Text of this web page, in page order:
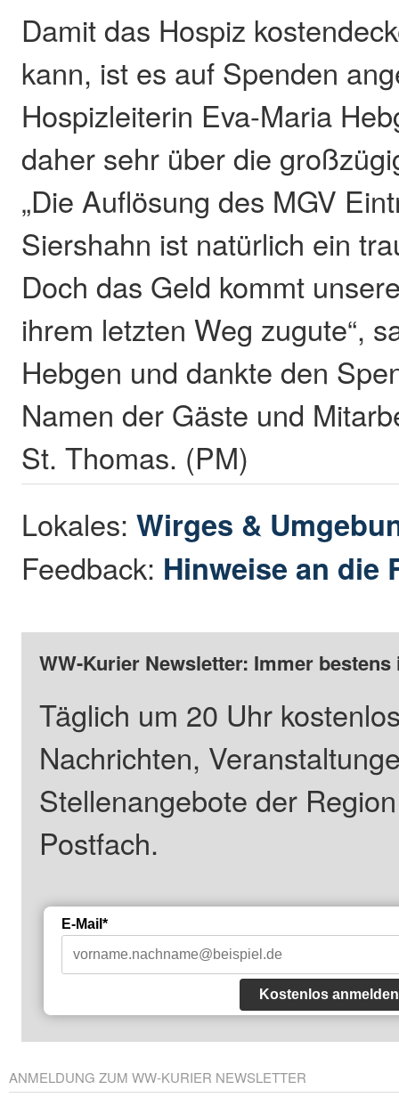
Damit das Hospiz
kann, ist es auf Spenden
Hospizleiterin Eva-Maria
daher sehr über die
„Die Auflösung des MGV
Siershahn ist natürlich ein
Doch das Geld kommt
ihrem letzten Weg zugute“,
Hebgen und dankte den
Namen der Gäste und
St. Thomas. (PM)
Lokales:Wirges &
Feedback: Hinweise an die
WW-Kurier Newsletter: Immer
Täglich um 20 Uhr
Nachrichten,
Stellenangebote der
Postfach.
E-Mail*
Kostenlos anmelden
ANMELDUNG ZUM WW-KURIER NEWSLETTER